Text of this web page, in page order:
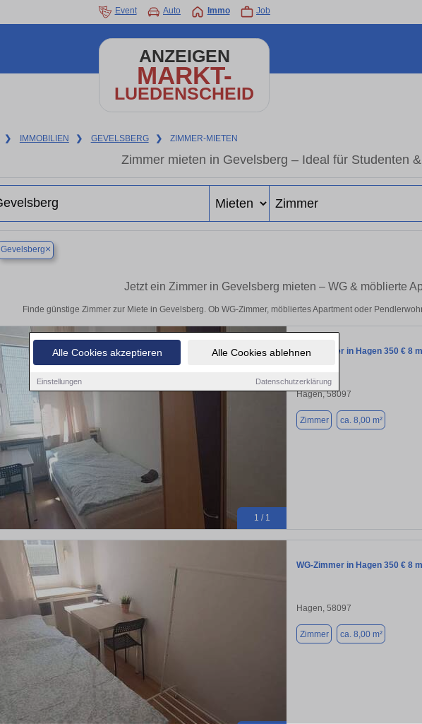
Alle Cookies akzeptieren Alle Cookies ablehnen
Einstellungen Datenschutzerklärung
Event Auto Immo Job
ANZEIGEN
MARKT-
LUEDENSCHEID
❯ IMMOBILIEN ❯ GEVELSBERG ❯ ZIMMER-MIETEN
Zimmer mieten in Gevelsberg – Ideal für Studenten
Gevelsberg×
Jetzt ein Zimmer in Gevelsberg mieten – WG & möblierte
Finde günstige Zimmer zur Miete in Gevelsberg. Ob WG-Zimmer, möbliertes Apartment oder
1 / 1
WG-Zimmer in Hagen 350 € 8
Hagen, 58097
Zimmer ca. 8,00 m²
WG-Zimmer in Hagen 350 € 8
Hagen, 58097
Zimmer ca. 8,00 m²